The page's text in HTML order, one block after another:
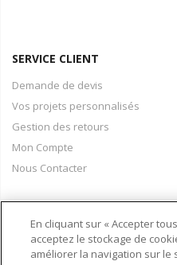
SERVICE CLIENT
Demande de devis
Vos projets personnalisés
Gestion des retours
Mon Compte
Nous Contacter
PAIEMENT & LIVRAISON
Conditions Générales de Vente
En cliquant sur « Accepter
acceptez le stockage de
améliorer la navigation sur le